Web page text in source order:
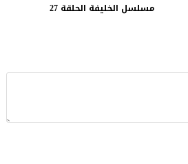
مسلسل الخليفة الحلقة 27